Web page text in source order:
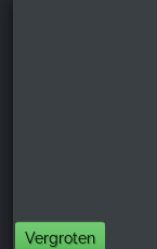
Vergroten